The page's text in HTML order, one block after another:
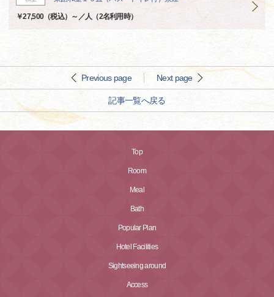
￥27,500（税込）～／人（2名利用時）
Previous page Next page
記事一覧へ戻る
Top
Room
Meal
Bath
Popular Plan
Hotel Facilities
Sightseeing around
Access